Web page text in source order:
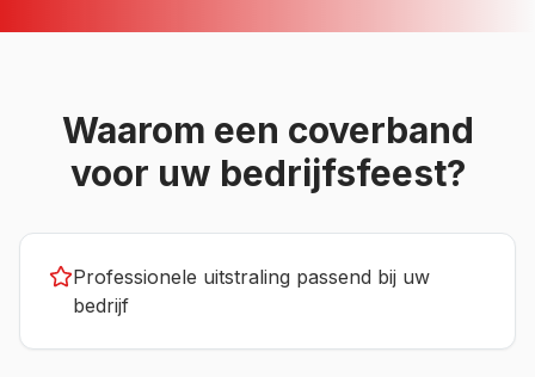
Waarom een coverband
voor uw bedrijfsfeest?
Professionele uitstraling passend bij uw
bedrijf